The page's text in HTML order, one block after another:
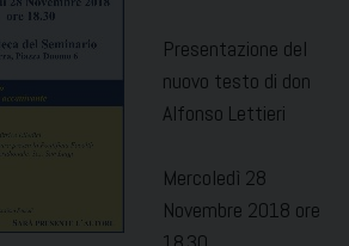
Presentazione del
nuovo testo di don
Alfonso Lettieri
Mercoledì 28
Novembre 2018 ore